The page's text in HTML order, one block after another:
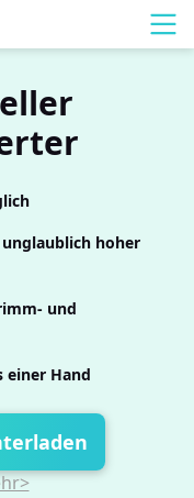
hoher
und
einer Hand